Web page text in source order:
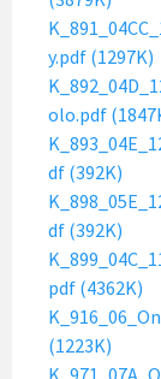
y.pdf (1297K)
olo.pdf
df (392K)
df (392K)
pdf (4362K)
(1223K)